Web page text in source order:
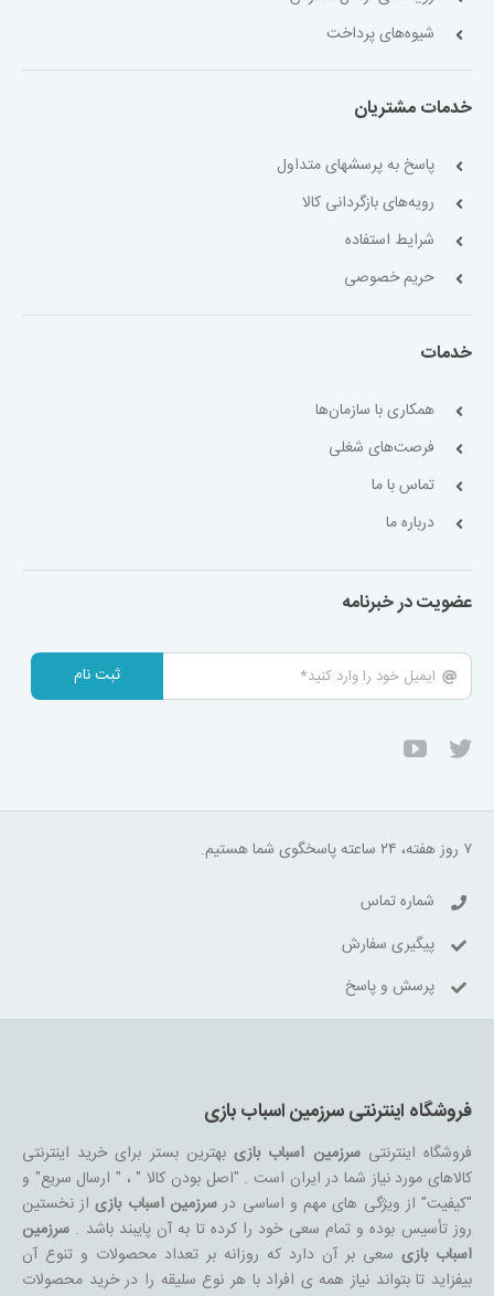
شیوه‌های پرداخت
خدمات مشتریان
پاسخ به پرسشهای متداول
رویه‌های بازگردانی کالا
شرایط استفاده
حریم خصوصی
خدمات
همکاری با سازمان‌ها
فرصت‌های شغلی
تماس با ما
درباره ما
عضویت در خبرنامه
ثبت نام
۷ روز هفته، ۲۴ ساعته پاسخگوی شما هستیم.
شماره تماس
پیگیری سفارش
پرسش و پاسخ
فروشگاه اینترنتی سرزمین اسباب بازی
فروشگاه اینترنتیسرزمین اسباب بازیبهترین بستر برای خرید اینترنتی
کالاهای مورد نیاز شما در ایران است . "اصل بودن کالا " ، " ارسال سریع" و
"کیفیت" از ویژگی های مهم و اساسی در سرزمین اسباب بازیاز نخستین
روز تأسیس بوده و تمام سعی خود را کرده تا به آن پایبند باشد .سرزمین
اسباب بازیسعی بر آن دارد که روزانه بر تعداد محصولات و تنوع آن
بیفزاید تا بتواند نیاز همه ی افراد با هر نوع سلیقه را در خرید محصولات